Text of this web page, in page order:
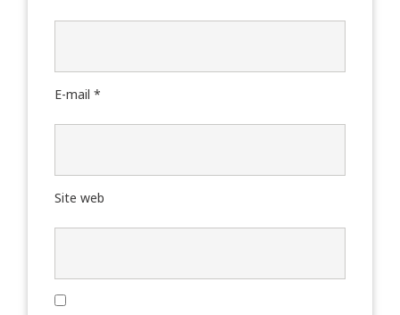
E-mail *
Site web